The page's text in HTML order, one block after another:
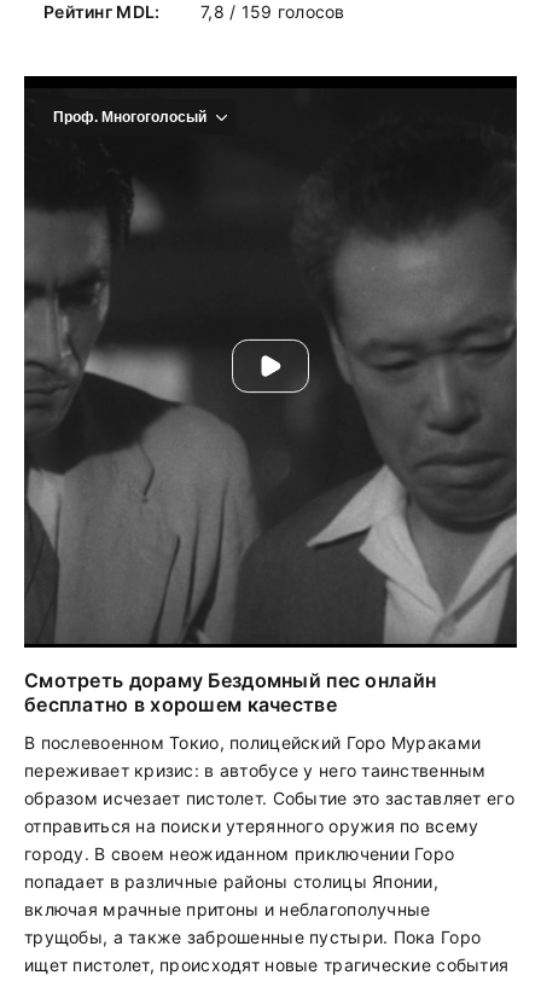
Рейтинг MDL:
7,8 / 159 голосов
Смотреть дораму Бездомный пес онлайн
бесплатно в хорошем качестве
В послевоенном Токио, полицейский Горо Мураками
переживает кризис: в автобусе у него таинственным
образом исчезает пистолет. Событие это заставляет его
отправиться на поиски утерянного оружия по всему
городу. В своем неожиданном приключении Горо
попадает в различные районы столицы Японии,
включая мрачные притоны и неблагополучные
трущобы, а также заброшенные пустыри. Пока Горо
ищет пистолет, происходят новые трагические события